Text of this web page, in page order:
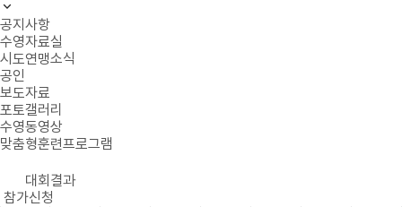
공지사항
수영자료실
시도연맹소식
공인
보도자료
포토갤러리
수영동영상
맞춤형훈련프로그램
대회결과
참가신청